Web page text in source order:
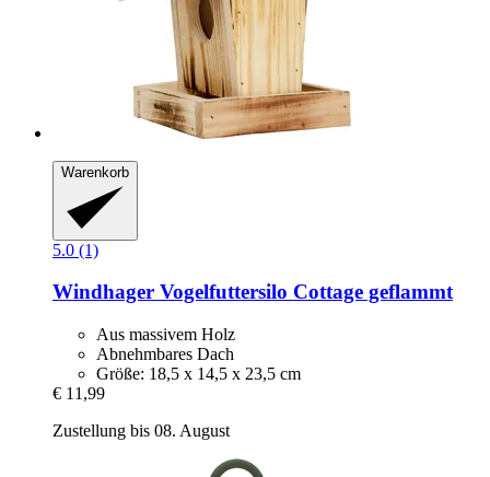
Warenkorb
5.0 (1)
Windhager Vogelfuttersilo Cottage geflammt
Aus massivem Holz
Abnehmbares Dach
Größe: 18,5 x 14,5 x 23,5 cm
€ 11,99
Zustellung bis 08. August